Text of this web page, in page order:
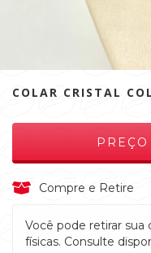
COLAR CRISTAL
Compre e Retire
Você pode retirar sua
físicas. Consulte